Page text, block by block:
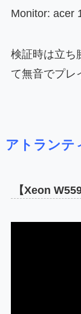
Monitor: acer
検証時は立ち
て無音でプレ
アトランテ
【Xeon